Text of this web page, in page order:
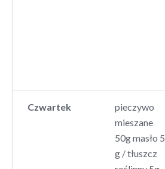
Czwartek
pieczywo
mieszane
50g masło 5
g / tłuszcz